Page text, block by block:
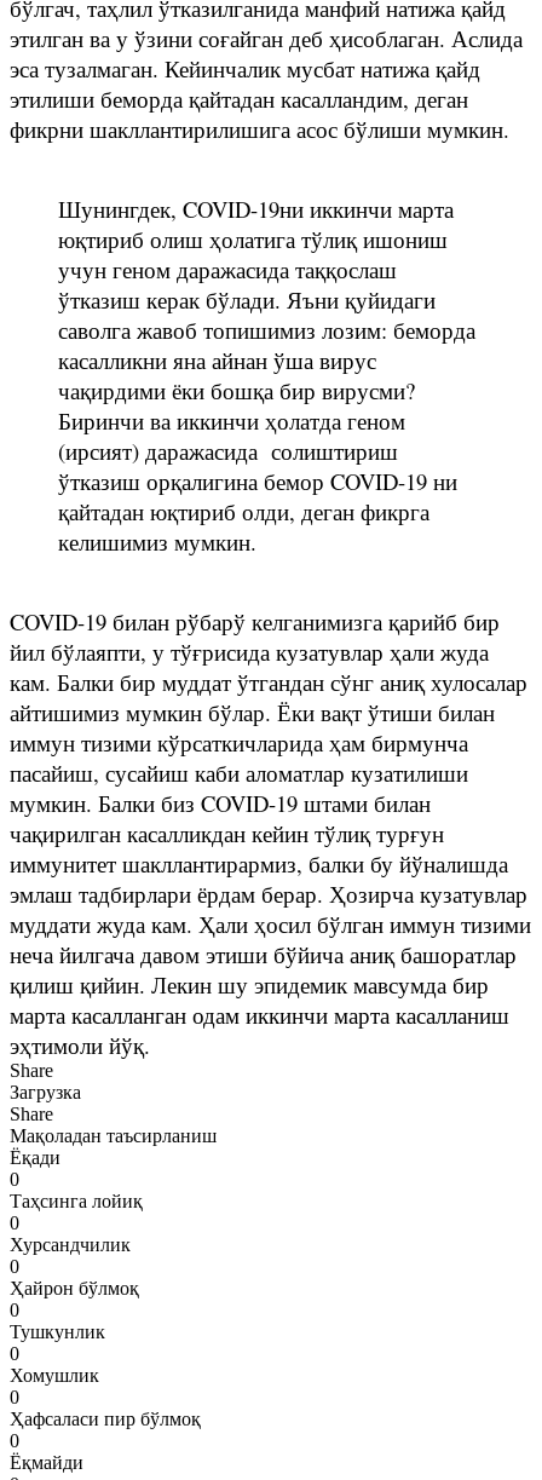
бўлгач, таҳлил ўтказилганида манфий натижа қайд
этилган ва у ўзини соғайган деб ҳисоблаган. Аслида
эса тузалмаган. Кейинчалик мусбат натижа қайд
этилиши беморда қайтадан касалландим, деган
фикрни шакллантирилишига асос бўлиши мумкин.
Шунингдек, COVID-19ни иккинчи марта
юқтириб олиш ҳолатига тўлиқ ишониш
учун геном даражасида таққослаш
ўтказиш керак бўлади. Яъни қуйидаги
саволга жавоб топишимиз лозим: беморда
касалликни яна айнан ўша вирус
чақирдими ёки бошқа бир вирусми?
Биринчи ва иккинчи ҳолатда геном
(ирсият) даражасида солиштириш
ўтказиш орқалигина бемор COVID-19 ни
қайтадан юқтириб олди, деган фикрга
келишимиз мумкин.
COVID-19 билан рўбарў келганимизга қарийб бир
йил бўлаяпти, у тўғрисида кузатувлар ҳали жуда
кам. Балки бир муддат ўтгандан сўнг аниқ хулосалар
айтишимиз мумкин бўлар. Ёки вақт ўтиши билан
иммун тизими кўрсаткичларида ҳам бирмунча
пасайиш, сусайиш каби аломатлар кузатилиши
мумкин. Балки биз COVID-19 штами билан
чақирилган касалликдан кейин тўлиқ турғун
иммунитет шакллантирармиз, балки бу йўналишда
эмлаш тадбирлари ёрдам берар. Ҳозирча кузатувлар
муддати жуда кам. Ҳали ҳосил бўлган иммун тизими
неча йилгача давом этиши бўйича аниқ башоратлар
қилиш қийин. Лекин шу эпидемик мавсумда бир
марта касалланган одам иккинчи марта касалланиш
эҳтимоли йўқ.
Share
Загрузка
Share
Мақоладан таъсирланиш
Ёқади
0
Таҳсинга лойиқ
0
Хурсандчилик
0
Ҳайрон бўлмоқ
0
Тушкунлик
0
Хомушлик
0
Ҳафсаласи пир бўлмоқ
0
Ёқмайди